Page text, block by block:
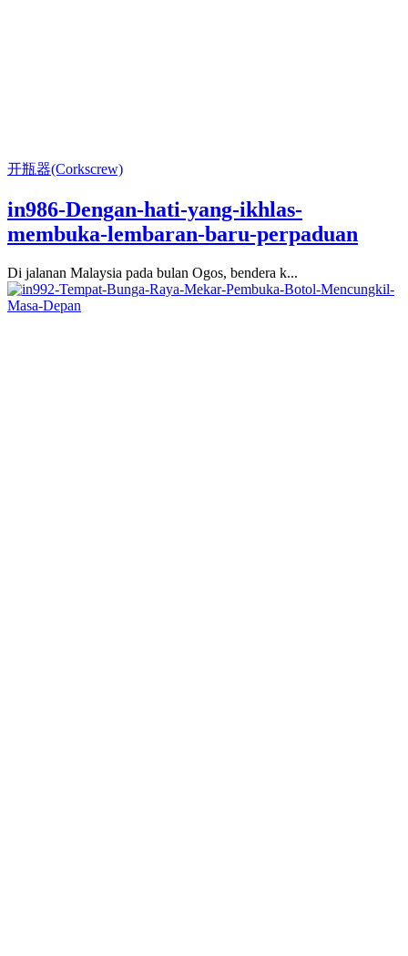
开瓶器(Corkscrew)
in986-Dengan-hati-yang-ikhlas-
membuka-lembaran-baru-perpaduan
Di jalanan Malaysia pada bulan Ogos, bendera k...